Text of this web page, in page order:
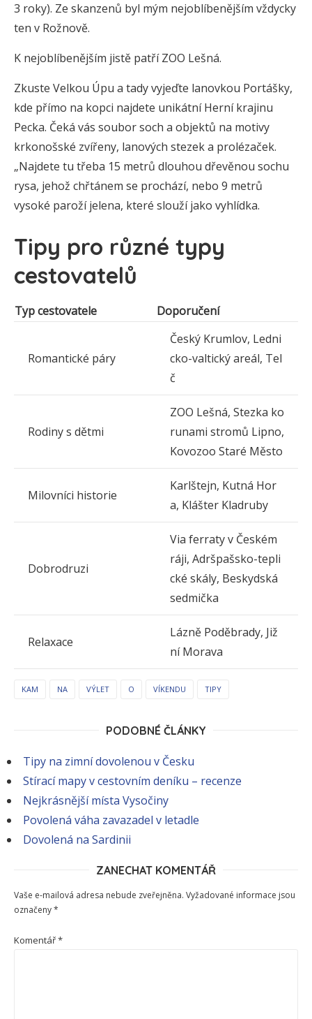
3 roky). Ze skanzenů byl mým nejoblíbenějším vždycky
ten v Rožnově.
K nejoblíbenějším jistě patří ZOO Lešná.
Zkuste Velkou Úpu a tady vyjeďte lanovkou Portášky,
kde přímo na kopci najdete unikátní Herní krajinu
Pecka. Čeká vás soubor soch a objektů na motivy
krkonošské zvířeny, lanových stezek a prolézaček.
„Najdete tu třeba 15 metrů dlouhou dřevěnou sochu
rysa, jehož chřtánem se prochází, nebo 9 metrů
vysoké paroží jelena, které slouží jako vyhlídka.
Tipy pro různé typy
cestovatelů
Typ cestovatele Doporučení
Romantické páry
Český Krumlov, Ledni
cko-valtický areál, Tel
č
Rodiny s dětmi
ZOO Lešná, Stezka ko
runami stromů Lipno,
Kovozoo Staré Město
Milovníci historie
Karlštejn, Kutná Hor
a, Klášter Kladruby
Dobrodruzi
Via ferraty v Českém
ráji, Adršpašsko-tepli
cké skály, Beskydská
sedmička
Relaxace
Lázně Poděbrady, Již
ní Morava
KAM NA VÝLET O VÍKENDU TIPY
PODOBNÉ ČLÁNKY
Tipy na zimní dovolenou v Česku
Stírací mapy v cestovním deníku – recenze
Nejkrásnější místa Vysočiny
Povolená váha zavazadel v letadle
Dovolená na Sardinii
ZANECHAT KOMENTÁŘ
Vaše e-mailová adresa nebude zveřejněna. Vyžadované informace jsou
označeny*
Komentář*